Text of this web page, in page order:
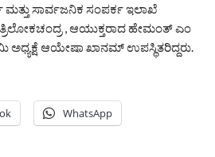
ಮತ್ತು ಸಾರ್ವಜನಿಕ ಸಂಪರ್ಕ ಇಲಾಖೆ
, ಆಯುಕ್ತರಾದ ಹೇಮಂತ್ ಎಂ
ಅಧ್ಯಕ್ಷೆ ಆಯೇಷಾ ಖಾನಮ್ ಉಪಸ್ಥಿತರಿದ್ದರು.
WhatsApp